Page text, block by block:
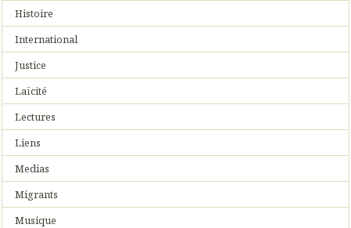
Histoire
International
Justice
Laïcité
Lectures
Liens
Medias
Migrants
Musique